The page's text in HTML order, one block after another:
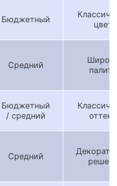
Бюджетный
цвета
Средний
Бюджетный
/ средний
Средний